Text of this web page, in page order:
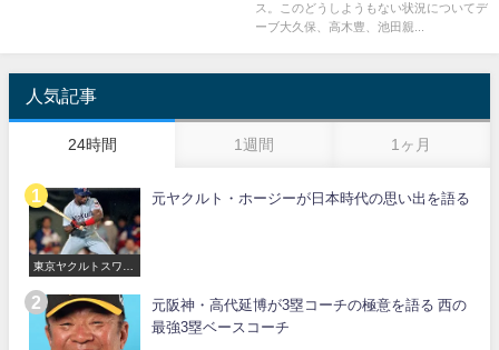
ス。このどうしようもない状況についてデ
ーブ大久保、高木豊、池田親...
人気記事
24時間 1週間 1ヶ月
東京ヤクルトスワロ
元ヤクルト・ホージーが日本時代の思い出を語る
元阪神・高代延博が3塁コーチの極意を語る 西の
最強3塁ベースコーチ